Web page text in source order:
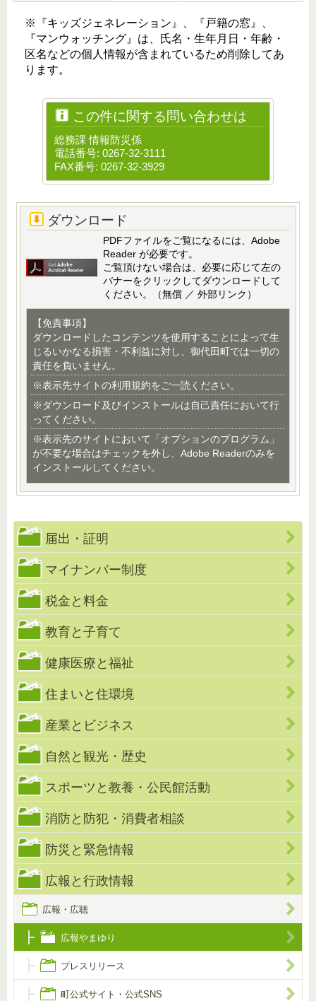
※『キッズジェネレーション』、『戸籍の窓』、
『マンウォッチング』は、氏名・生年月日・年齢・
区名などの個人情報が含まれているため削除してあ
ります。
この件に関する問い合わせは
総務課 情報防災係
電話番号: 0267-32-3111
FAX番号: 0267-32-3929
ダウンロード
PDFファイルをご覧になるには、Adobe
Reader が必要です。
ご覧頂けない場合は、必要に応じて左の
バナーをクリックしてダウンロードして
ください。（無償 ／ 外部リンク）
【免責事項】
ダウンロードしたコンテンツを使用することによって生
じるいかなる損害・不利益に対し、御代田町では一切の
責任を負いません。
※表示先サイトの利用規約をご一読ください。
※ダウンロード及びインストールは自己責任において行
ってください。
※表示先のサイトにおいて「オプションのプログラム」
が不要な場合はチェックを外し、Adobe Readerのみを
インストールしてください。
届出・証明
マイナンバー制度
税金と料金
教育と子育て
健康医療と福祉
住まいと住環境
産業とビジネス
自然と観光・歴史
スポーツと教養・公民館活動
消防と防犯・消費者相談
防災と緊急情報
広報と行政情報
広報・広聴
広報やまゆり
プレスリリース
町公式サイト・公式SNS